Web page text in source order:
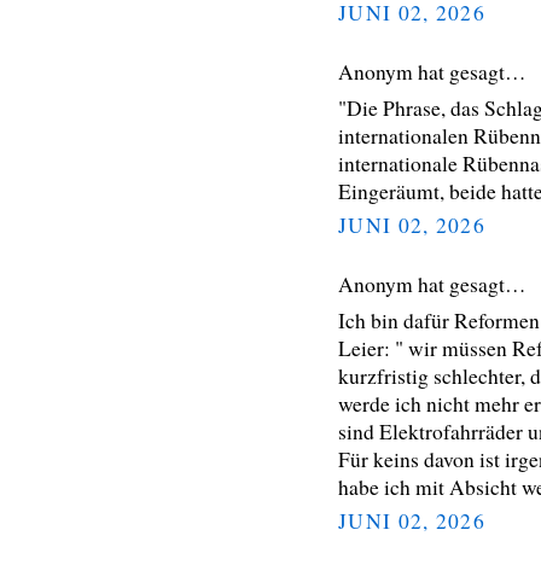
JUNI 02, 2026
Anonym hat gesagt…
"Die Phrase, das
internationalen
internationale
Eingeräumt, beide
JUNI 02, 2026
Anonym hat gesagt…
Ich bin dafür
Leier: " wir müssen
kurzfristig schlechter,
werde ich nicht mehr
sind Elektrofahrräder
Für keins davon ist
habe ich mit Absicht
JUNI 02, 2026